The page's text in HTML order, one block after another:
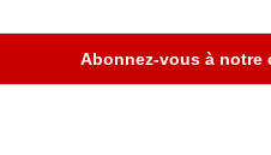
Abonnez-vous à